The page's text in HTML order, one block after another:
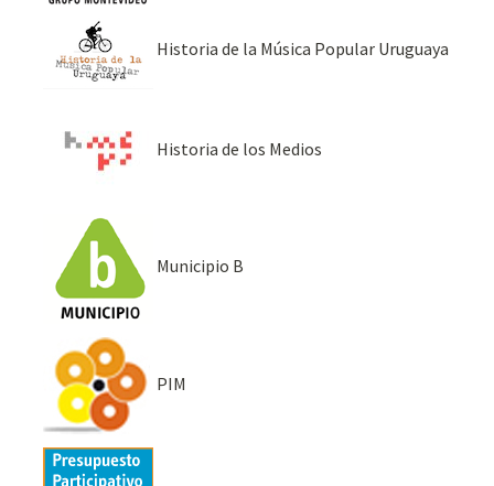
Historia de la Música Popular Uruguaya
Historia de los Medios
Municipio B
PIM